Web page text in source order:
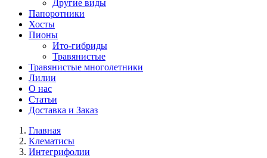
Другие виды
Папоротники
Хосты
Пионы
Ито-гибриды
Травянистые
Травянистые многолетники
Лилии
О нас
Статьи
Доставка и Заказ
Главная
Клематисы
Интегрифолии